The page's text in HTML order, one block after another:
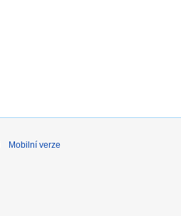
Mobilní verze